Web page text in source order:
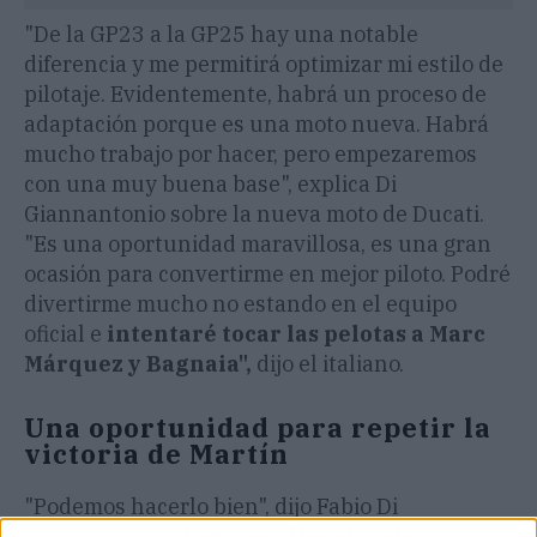
"De la GP23 a la GP25 hay una notable
diferencia y me permitirá optimizar mi estilo de
pilotaje. Evidentemente, habrá un proceso de
adaptación porque es una moto nueva. Habrá
mucho trabajo por hacer, pero empezaremos
con una muy buena base", explica Di
Giannantonio sobre la nueva moto de Ducati.
"Es una oportunidad maravillosa, es una gran
ocasión para convertirme en mejor piloto. Podré
divertirme mucho no estando en el equipo
oficial e intentaré tocar las pelotas a Marc
Márquez y Bagnaia", dijo el italiano.
Una oportunidad para repetir la
victoria de Martín
"Podemos hacerlo bien", dijo Fabio Di